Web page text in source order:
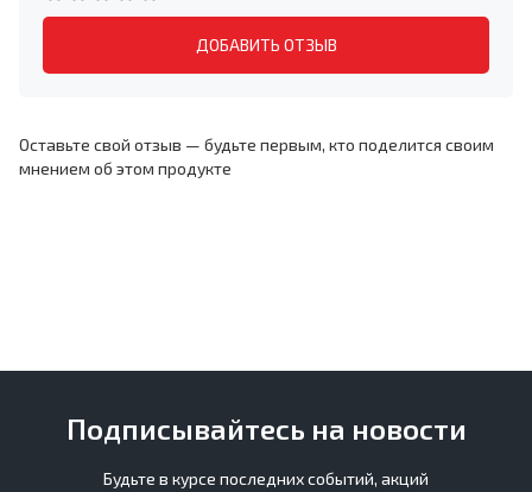
ДОБАВИТЬ ОТЗЫВ
Оставьте свой отзыв — будьте первым, кто поделится своим
мнением об этом продукте
Подписывайтесь на новости
Будьте в курсе последних событий, акций